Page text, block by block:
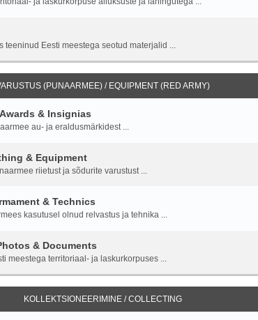
teeninud Eesti meestega seotud materjalid ...
(PUNAARMEE) / EQUIPMENT (RED ARMY)
& Insignias
au- ja eraldusmärkidest ...
& Equipment
riietust ja sõdurite varustust ...
& Technics
kasutusel olnud relvastus ja tehnika ...
& Documents
meestega territoriaal- ja laskurkorpuses ...
KOLLEKTSIONEERIMINE / COLLECTING